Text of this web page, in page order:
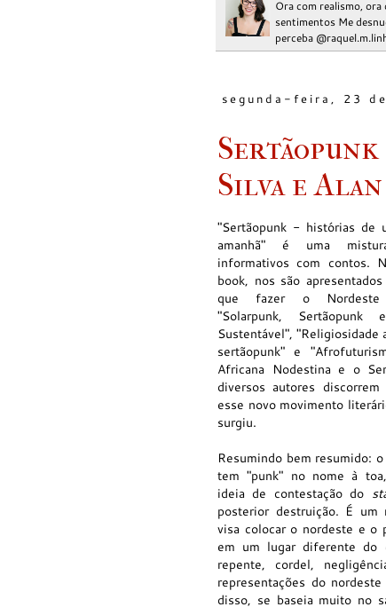
Ora com realismo,
sentimentos Me
perceba
segunda-feira, 23
Sertãopunk
Silva e Alan
"Sertãopunk - histórias de
amanhã" é uma
informativos com contos.
book, nos são
que fazer o Nordeste
"Solarpunk,
Sustentável",
sertãopunk" e
Africana Nodestina e o
diversos autores
esse novo movimento
surgiu.
Resumindo bem resumido: o
tem "punk" no nome à
ideia de contestação do
posterior destruição. É um
visa colocar o nordeste e o
em um lugar diferente do
repente, cordel,
representações do
disso, se baseia muito no